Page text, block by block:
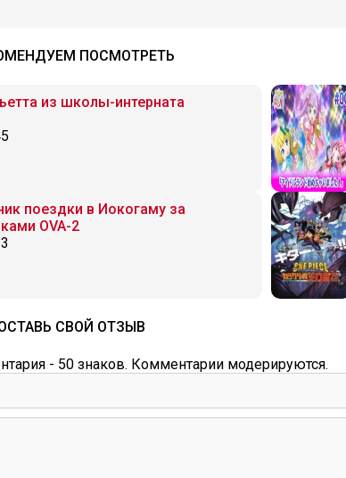
ПОСМОТРЕТЬ
из школы-интерната
поездки в Иокогаму за
OVA-2
СВОЙ ОТЗЫВ
- 50 знаков. Комментарии модерируются.